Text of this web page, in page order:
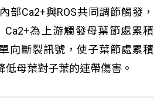
部Ca2+與ROS共同調節觸發，
Ca2+為上游觸發母葉節處累積
向斷裂訊號，使子葉節處累積
低母葉對子葉的連帶傷害。